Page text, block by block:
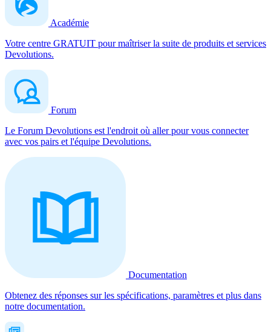
Académie
Votre centre GRATUIT pour maîtriser la suite de produits et services
Devolutions.
Forum
Le Forum Devolutions est l'endroit où aller pour vous connecter
avec vos pairs et l'équipe Devolutions.
Documentation
Obtenez des réponses sur les spécifications, paramètres et plus dans
notre documentation.